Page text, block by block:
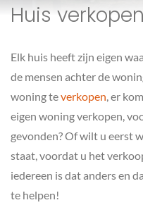
Huis
Elk huis heeft zijn eigen
de mensen achter de
woning teverkopen, er
eigen woning verkopen,
gevonden? Of wilt u eerst
staat, voordat u het
iedereen is dat anders en
te helpen!